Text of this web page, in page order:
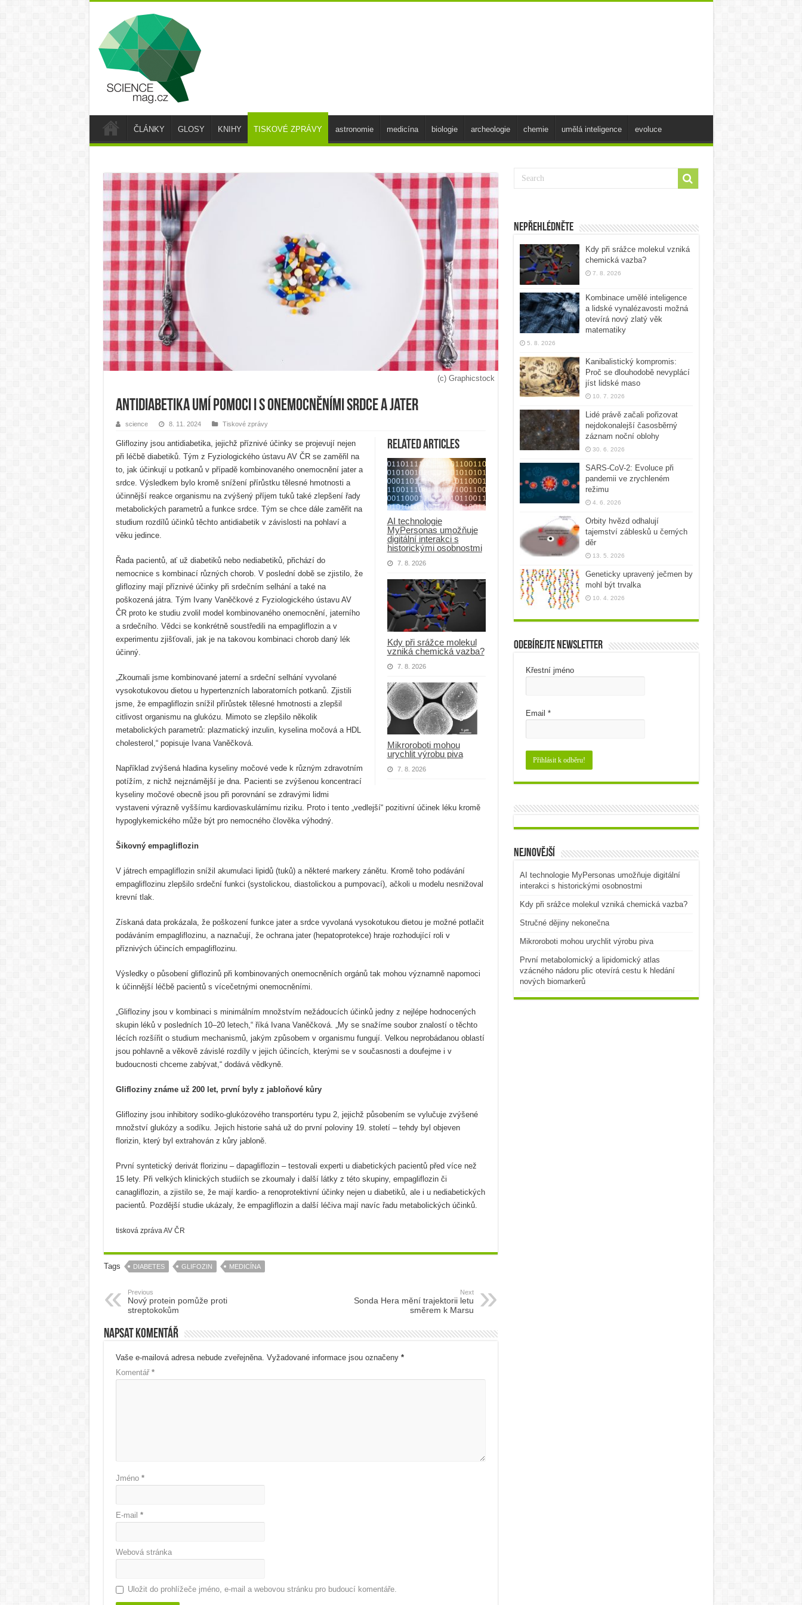
ČLÁNKY GLOSY KNIHY TISKOVÉ ZPRÁVY astronomie medicína biologie archeologie chemie umělá inteligence evoluce
(c) Graphicstock
Antidiabetika umí pomoci i s onemocněními srdce a jater
science 8. 11. 2024 Tiskové zprávy
Related Articles
AI technologie
MyPersonas umožňuje
digitální interakci s
historickými osobnostmi
7. 8. 2026
Kdy při srážce molekul
vzniká chemická vazba?
7. 8. 2026
Mikroroboti mohou
urychlit výrobu piva
7. 8. 2026
Glifloziny jsou antidiabetika, jejichž příznivé účinky se projevují nejen
při léčbě diabetiků. Tým z Fyziologického ústavu AV ČR se zaměřil na
to, jak účinkují u potkanů v případě kombinovaného onemocnění jater a
srdce. Výsledkem bylo kromě snížení přírůstku tělesné hmotnosti a
účinnější reakce organismu na zvýšený příjem tuků také zlepšení řady
metabolických parametrů a funkce srdce. Tým se chce dále zaměřit na
studium rozdílů účinků těchto antidiabetik v závislosti na pohlaví a
věku jedince.
Řada pacientů, ať už diabetiků nebo nediabetiků, přichází do
nemocnice s kombinací různých chorob. V poslední době se zjistilo, že
glifloziny mají příznivé účinky při srdečním selhání a také na
poškozená játra. Tým Ivany Vaněčkové z Fyziologického ústavu AV
ČR proto ke studiu zvolil model kombinovaného onemocnění, jaterního
a srdečního. Vědci se konkrétně soustředili na empagliflozin a v
experimentu zjišťovali, jak je na takovou kombinaci chorob daný lék
účinný.
„Zkoumali jsme kombinované jaterní a srdeční selhání vyvolané
vysokotukovou dietou u hypertenzních laboratorních potkanů. Zjistili
jsme, že empagliflozin snížil přírůstek tělesné hmotnosti a zlepšil
citlivost organismu na glukózu. Mimoto se zlepšilo několik
metabolických parametrů: plazmatický inzulin, kyselina močová a HDL
cholesterol,“ popisuje Ivana Vaněčková.
Například zvýšená hladina kyseliny močové vede k různým zdravotním
potížím, z nichž nejznámější je dna. Pacienti se zvýšenou koncentrací
kyseliny močové obecně jsou při porovnání se zdravými lidmi
vystaveni výrazně vyššímu kardiovaskulárnímu riziku. Proto i tento „vedlejší“ pozitivní účinek léku kromě
hypoglykemického může být pro nemocného člověka výhodný.
Šikovný empagliflozin
V játrech empagliflozin snížil akumulaci lipidů (tuků) a některé markery zánětu. Kromě toho podávání
empagliflozinu zlepšilo srdeční funkci (systolickou, diastolickou a pumpovací), ačkoli u modelu nesnižoval
krevní tlak.
Získaná data prokázala, že poškození funkce jater a srdce vyvolaná vysokotukou dietou je možné potlačit
podáváním empagliflozinu, a naznačují, že ochrana jater (hepatoprotekce) hraje rozhodující roli v
příznivých účincích empagliflozinu.
Výsledky o působení gliflozinů při kombinovaných onemocněních orgánů tak mohou významně napomoci
k účinnější léčbě pacientů s vícečetnými onemocněními.
„Glifloziny jsou v kombinaci s minimálním množstvím nežádoucích účinků jedny z nejlépe hodnocených
skupin léků v posledních 10–20 letech,“ říká Ivana Vaněčková. „My se snažíme soubor znalostí o těchto
lécích rozšířit o studium mechanismů, jakým způsobem v organismu fungují. Velkou neprobádanou oblastí
jsou pohlavně a věkově závislé rozdíly v jejich účincích, kterými se v současnosti a doufejme i v
budoucnosti chceme zabývat,“ dodává vědkyně.
Glifloziny známe už 200 let, první byly z jabloňové kůry
Glifloziny jsou inhibitory sodíko-glukózového transportéru typu 2, jejichž působením se vylučuje zvýšené
množství glukózy a sodíku. Jejich historie sahá už do první poloviny 19. století – tehdy byl objeven
florizin, který byl extrahován z kůry jabloně.
První syntetický derivát florizinu – dapagliflozin – testovali experti u diabetických pacientů před více než
15 lety. Při velkých klinických studiích se zkoumaly i další látky z této skupiny, empagliflozin či
canagliflozin, a zjistilo se, že mají kardio- a renoprotektivní účinky nejen u diabetiků, ale i u nediabetických
pacientů. Pozdější studie ukázaly, že empagliflozin a další léčiva mají navíc řadu metabolických účinků.
tisková zpráva AV ČR
Tags DIABETES GLIFOZIN MEDICÍNA
Previous
Nový protein pomůže proti
streptokokům
Next
Sonda Hera mění trajektorii letu
směrem k Marsu
Napsat komentář
Vaše e-mailová adresa nebude zveřejněna. Vyžadované informace jsou označeny *
Komentář *
Jméno *
E-mail *
Webová stránka
Uložit do prohlížeče jméno, e-mail a webovou stránku pro budoucí komentáře.
Nepřehlédněte
Kdy při srážce molekul vzniká
chemická vazba?
7. 8. 2026
Kombinace umělé inteligence
a lidské vynalézavosti možná
otevírá nový zlatý věk
matematiky
5. 8. 2026
Kanibalistický kompromis:
Proč se dlouhodobě nevyplácí
jíst lidské maso
10. 7. 2026
Lidé právě začali pořizovat
nejdokonalejší časosběrný
záznam noční oblohy
30. 6. 2026
SARS-CoV-2: Evoluce při
pandemii ve zrychleném
režimu
4. 6. 2026
Orbity hvězd odhalují
tajemství záblesků u černých
děr
13. 5. 2026
Geneticky upravený ječmen by
mohl být trvalka
10. 4. 2026
Odebírejte newsletter
Křestní jméno
Email *
Nejnovější
AI technologie MyPersonas umožňuje digitální
interakci s historickými osobnostmi
Kdy při srážce molekul vzniká chemická vazba?
Stručné dějiny nekonečna
Mikroroboti mohou urychlit výrobu piva
První metabolomický a lipidomický atlas
vzácného nádoru plic otevírá cestu k hledání
nových biomarkerů